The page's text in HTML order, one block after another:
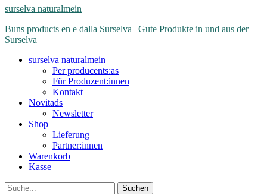
surselva naturalmein
Buns products en e dalla Surselva | Gute Produkte in und aus der
Surselva
surselva naturalmein
Per producents:as
Für Produzent:innen
Kontakt
Novitads
Newsletter
Shop
Lieferung
Partner:innen
Warenkorb
Kasse
Suche